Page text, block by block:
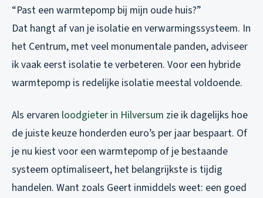
“Past een warmtepomp bij mijn oude huis?”
Dat hangt af van je isolatie en verwarmingssysteem. In
het Centrum, met veel monumentale panden, adviseer
ik vaak eerst isolatie te verbeteren. Voor een hybride
warmtepomp is redelijke isolatie meestal voldoende.
Als ervaren loodgieter in Hilversum zie ik dagelijks hoe
de juiste keuze honderden euro’s per jaar bespaart. Of
je nu kiest voor een warmtepomp of je bestaande
systeem optimaliseert, het belangrijkste is tijdig
handelen. Want zoals Geert inmiddels weet: een goed